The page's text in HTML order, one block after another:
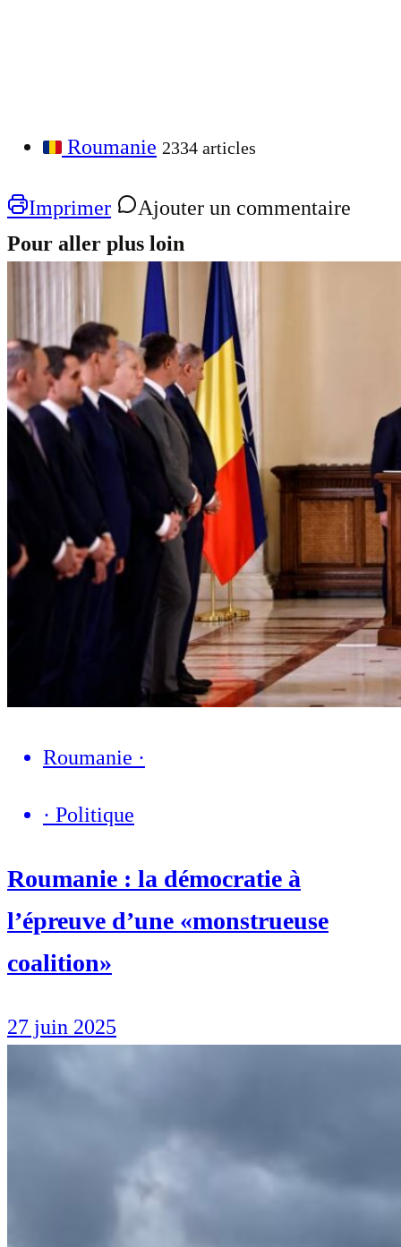
Roumanie 2334 articles
Imprimer
Ajouter un commentaire
Pour aller plus loin
Roumanie ·
· Politique
Roumanie : la démocratie à
l’épreuve d’une «monstrueuse
coalition»
27 juin 2025